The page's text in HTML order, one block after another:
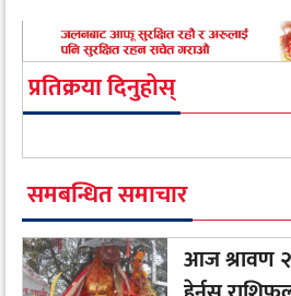
प्रतिक्रया दिनुहोस्
समबन्धित समाचार
आज श्रावण